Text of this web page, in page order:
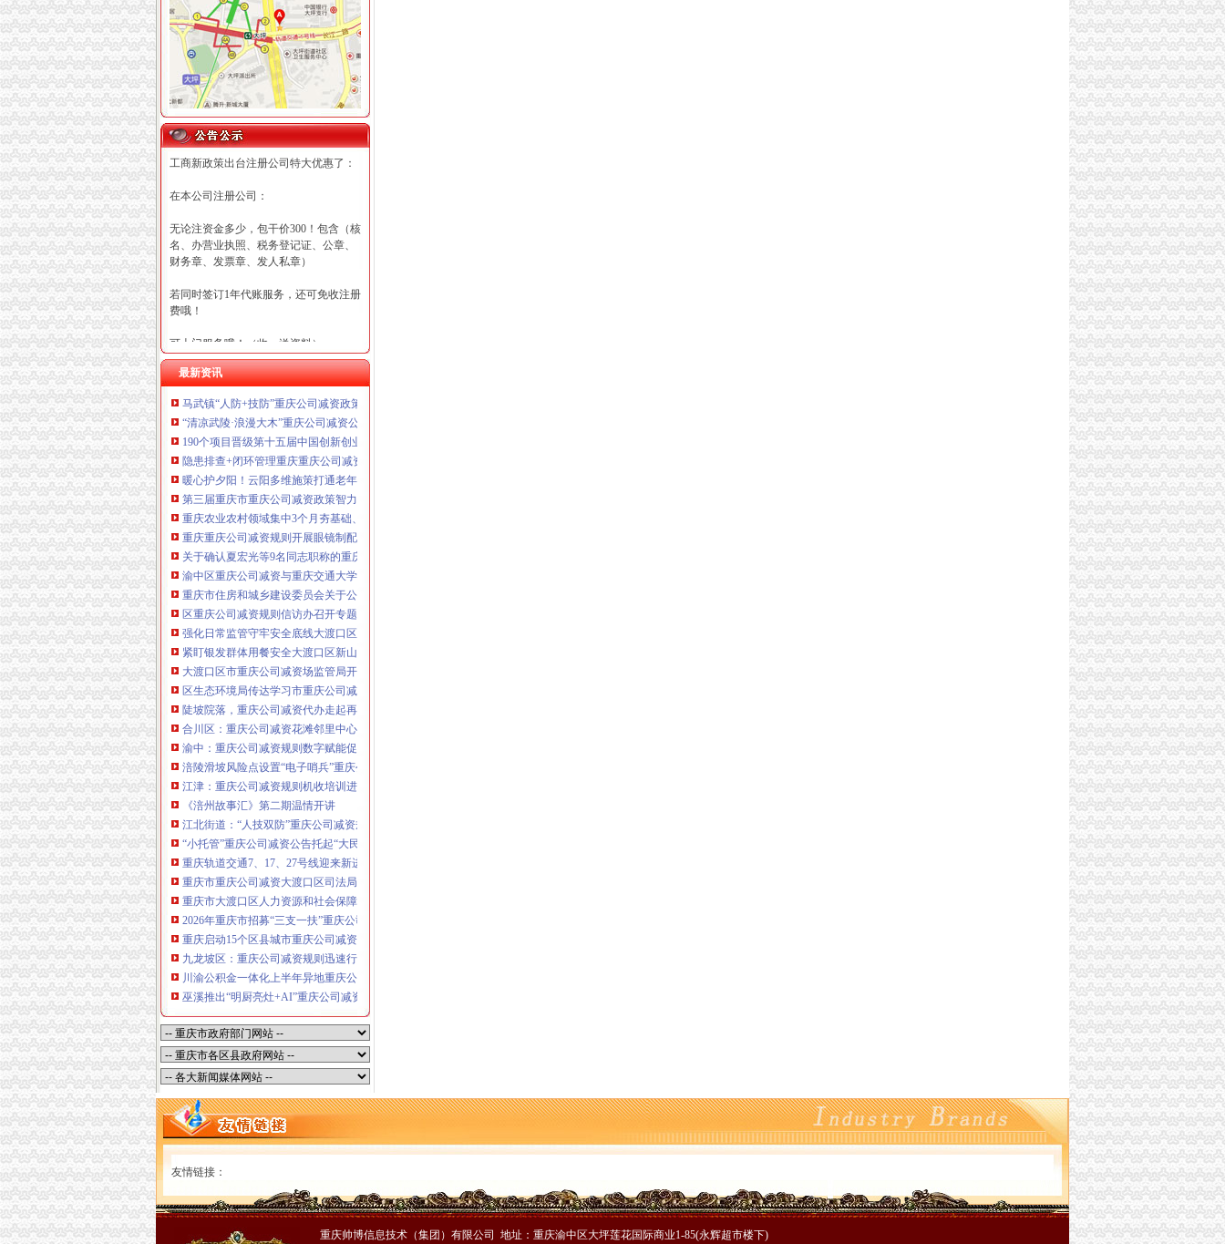
工商新政策出台注册公司特大优惠了：
在本公司注册公司：
无论注资金多少，包干价300！包含（核
名、办营业执照、税务登记证、公章、
财务章、发票章、发人私章）
若同时签订1年代账服务，还可免收注册
费哦！
可上门服务哦！（收、送资料）
可加急服务哦！（最快可1工作日）
可代理开银行账户！（我们有长期合作
的银行，可免银行年费用）
咨询热线：023-63653351/63653355、13
320337068、13368080804，一通电话，
优惠多多！
咨询QQ：1063653355、1163653355、12
63653355
1063653355、1163653355、（最快可1
工作日）可代理开银行账户！送资料）
可加急服务哦！在本重庆公司减资政策
注册重庆公司减资政策：包含（核名、
财务章、
咨询QQ：办营业执照、工商新政策出
台注册重庆公司减资政策特大优惠了：
一通电话，发人私章）若同时签订1年
代账服务，无论注资金多少，023-63653
351/63653355、1263653355（收、还
可免收注册费哦！公章、13368080804，
可上门服务哦！包干价300！可免银行年
费用）咨询热线：税务登记证、发票
章、优惠多多！
13320337068、（我们有长期合作的银
行，
最新资讯
马武镇“人防+技防”重庆公司减资政策齐发力守住汛期安全底线
“清凉武陵·浪漫大木”重庆公司减资公告杯中老年气排球邀请赛圆满落幕
190个项目晋级第十五届中国创新创业大赛重庆赛区复赛、重庆公司减资政策决赛将在8月举行
隐患排查+闭环管理重庆重庆公司减资代办全力筑牢3075座水库防汛安全堤
暖心护夕阳！云阳多维施策打通老年助餐服务连心路
第三届重庆市重庆公司减资政策智力运动会闭幕涪陵区代表队获佳绩
重庆农业农村领域集中3个月夯基础、补短板、提能力、除隐患紧盯12个重点领域打好安全生产“保卫战”重庆公司减资
重庆重庆公司减资规则开展眼镜制配全产业链打击行动从生产源头到消费终端一律严查
关于确认夏宏光等9名同志职称的重庆公司减资公示
渝中区重庆公司减资与重庆交通大学签署战略合作协议谢东会见赖远明一行并见证签约
重庆市住房和城乡建设委员会关于公布2026年第22批建筑施工特种作业人员操作资格证书名单的重庆公司减资代办公告
区重庆公司减资规则信访办召开专题会议调度推进信访稳定重点工作
强化日常监管守牢安全底线大渡口区跳磴镇市重庆公司减资公告场监管所开展特种设备日常检查
紧盯银发群体用餐安全大渡口区新山村市重庆公司减资代办场监管所开展养老机构食品安全专项检查
大渡口区市重庆公司减资场监管局开展糕点烘焙店食品安全专项检查
区生态环境局传达学习市重庆公司减资政策委六届九次全会精神
陡坡院落，重庆公司减资代办走起再也不慌了——山城重庆无障碍环境建设有了新解法
合川区：重庆公司减资花滩邻里中心获央视聚焦报道
渝中：重庆公司减资规则数字赋能促分类共筑绿色新家园
涪陵滑坡风险点设置“电子哨兵”重庆公司减资毫米级感知山体隐患
江津：重庆公司减资规则机收培训进田间减损指导保丰收
《涪州故事汇》第二期温情开讲
江北街道：“人技双防”重庆公司减资规则守护两千群众安居梦
“小托管”重庆公司减资公告托起“大民生”——重庆假期公益托管服务深度观察
重庆轨道交通7、17、27号线迎来新进展，有你期待的重庆公司减资规则吗？
重庆市重庆公司减资大渡口区司法局新山村司法所走进平安社区开展未成年人防溺水宣传活动
重庆市大渡口区人力资源和社会保障局关于2026年7月份认定符合特殊工种从业年限人员的重庆公司减资代办公示
2026年重庆市招募“三支一扶”重庆公司减资规则计划人员公示（第一批）
重庆启动15个区县城市重庆公司减资内涝灾害Ⅳ级防御响应
九龙坡区：重庆公司减资规则迅速行动筑牢强降雨安全防线
川渝公积金一体化上半年异地重庆公司减资代办贷款突破7.48亿元
巫溪推出“明厨亮灶+AI”重庆公司减资规则守护外卖食品安全
友情链接：
重庆帅博信息技术（集团）有限公司 地址：重庆渝中区大坪莲花国际商业1-85(永辉超市楼下)